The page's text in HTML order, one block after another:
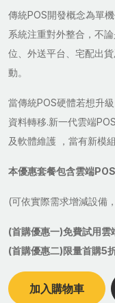
傳統POS開發概念為單
系統注重對外整合，不
位、外送平台、宅配出
動。
當傳統POS硬體若想升
資料轉移.新一代雲端
及軟體維護 ，當有新模
本優惠套餐包含雲端POS
(可依實際需求增減設備
(首購優惠一)免費試用雲
(首購優惠二)限量首購5
加入購物車